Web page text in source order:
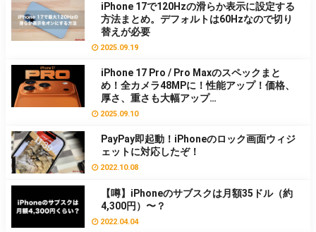
iPhone 17で120Hzの滑らか表示に設定する
方法まとめ。デフォルトは60Hzなので切り
替えが必要
2025.09.19
iPhone 17 Pro / Pro Maxのスペックまと
め！全カメラ48MPに！性能アップ！価格、
厚さ、重さも大幅アップ…
2025.09.10
PayPay即起動！iPhoneのロック画面ウィジ
ェットに対応したぞ！
2022.10.08
【噂】iPhoneのサブスクは月額35ドル（約
4,300円）〜？
2022.04.04